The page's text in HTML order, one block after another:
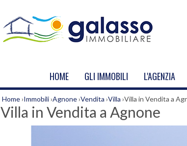
HOME GLI IMMOBILI L'AGENZIA
Home›Immobili›Agnone›Vendita ›Villa ›Villa in Vendita a
Villa in Vendita a Agnone